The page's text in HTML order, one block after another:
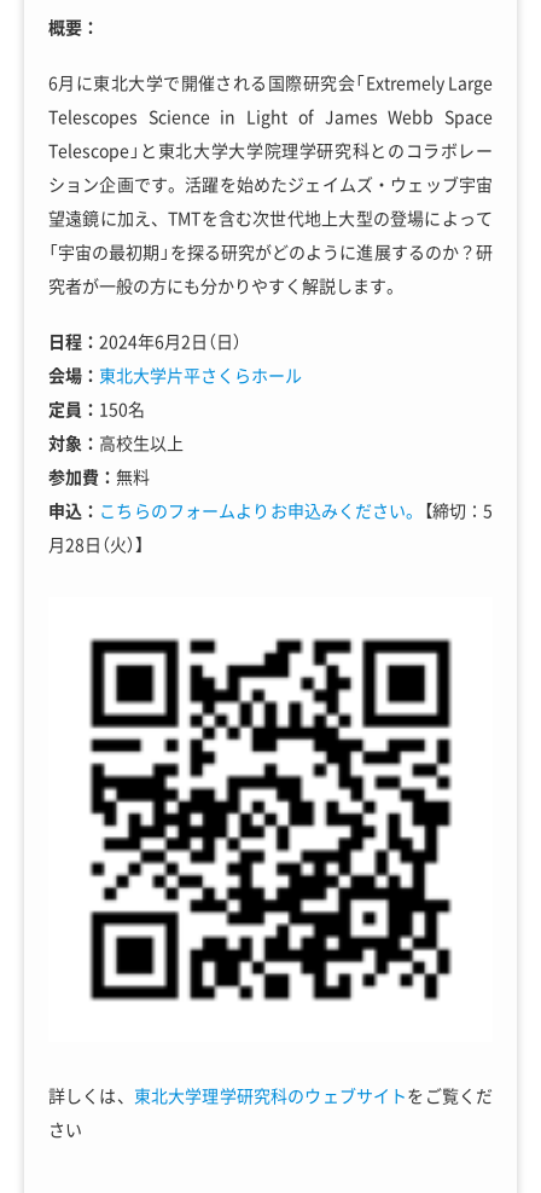
概要：
6月に東北大学で開催される国際研究会「Extremely Large
Telescopes Science in Light of James Webb Space
Telescope」と東北大学大学院理学研究科とのコラボレー
ション企画です。活躍を始めたジェイムズ・ウェッブ宇宙
望遠鏡に加え、TMTを含む次世代地上大型の登場によって
「宇宙の最初期」を探る研究がどのように進展するのか？研
究者が一般の方にも分かりやすく解説します。
日程： 2024年6月2日（日）
会場： 東北大学片平さくらホール
定員： 150名
対象： 高校生以上
参加費： 無料
申込： こちらのフォームよりお申込みください。 【締切：5
月28日（火）】
詳しくは、 東北大学理学研究科のウェブサイトをご覧くだ
さい